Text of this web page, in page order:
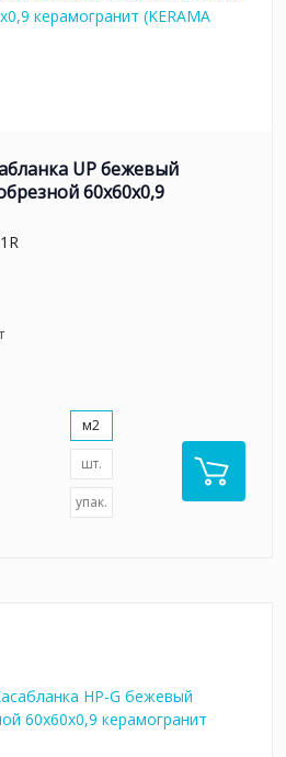
UP бежевый
60x60x0,9
м2
шт.
упак.